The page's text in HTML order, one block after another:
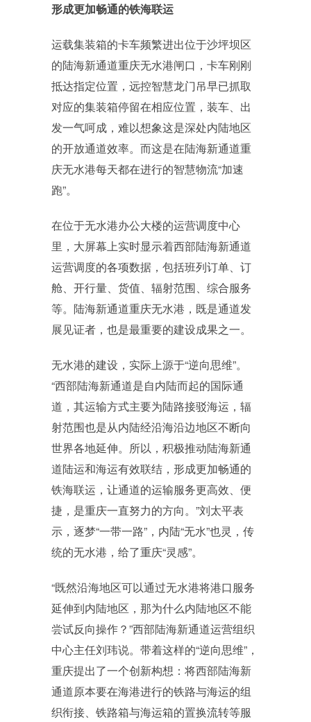
形成更加畅通的铁海联运
运载集装箱的卡车频繁进出位于沙坪坝区
的陆海新通道重庆无水港闸口，卡车刚刚
抵达指定位置，远控智慧龙门吊早已抓取
对应的集装箱停留在相应位置，装车、出
发一气呵成，难以想象这是深处内陆地区
的开放通道效率。而这是在陆海新通道重
庆无水港每天都在进行的智慧物流“加速
跑”。
在位于无水港办公大楼的运营调度中心
里，大屏幕上实时显示着西部陆海新通道
运营调度的各项数据，包括班列订单、订
舱、开行量、货值、辐射范围、综合服务
等。陆海新通道重庆无水港，既是通道发
展见证者，也是最重要的建设成果之一。
无水港的建设，实际上源于“逆向思维”。
“西部陆海新通道是自内陆而起的国际通
道，其运输方式主要为陆路接驳海运，辐
射范围也是从内陆经沿海沿边地区不断向
世界各地延伸。所以，积极推动陆海新通
道陆运和海运有效联结，形成更加畅通的
铁海联运，让通道的运输服务更高效、便
捷，是重庆一直努力的方向。”刘太平表
示，逐梦“一带一路”，内陆“无水”也灵，传
统的无水港，给了重庆“灵感”。
“既然沿海地区可以通过无水港将港口服务
延伸到内陆地区，那为什么内陆地区不能
尝试反向操作？”西部陆海新通道运营组织
中心主任刘玮说。带着这样的“逆向思维”，
重庆提出了一个创新构想：将西部陆海新
通道原本要在海港进行的铁路与海运的组
织衔接、铁路箱与海运箱的置换流转等服